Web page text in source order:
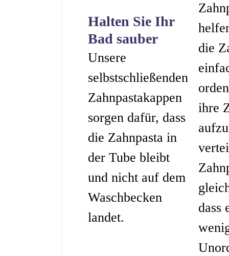
Halten Sie Ihr
Bad sauber
Unsere
selbstschließenden
Zahnpastakappen
sorgen dafür, dass
die Zahnpasta in
der Tube bleibt
und nicht auf dem
Waschbecken
landet.
die
ihre
dass